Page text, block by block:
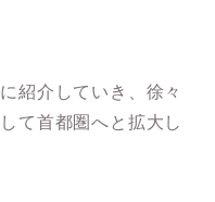
紹介していき、徐々
て首都圏へと拡大し